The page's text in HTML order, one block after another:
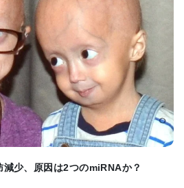
ーゲットおよびオフターゲッ
ないということである。ま
を数日間にわたってゆっくり
とで、1回だけ投与するよりも
されたとしている。
う一つの特筆すべき利点は、
JP
少、原因は2つのmiRNAか？